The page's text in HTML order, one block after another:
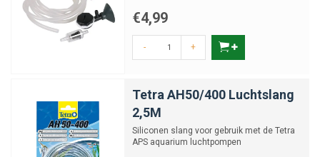
€4,99
- +
Tetra AH50/400 Luchtslang
2,5M
Siliconen slang voor gebruik met de Tetra
APS aquarium luchtpompen